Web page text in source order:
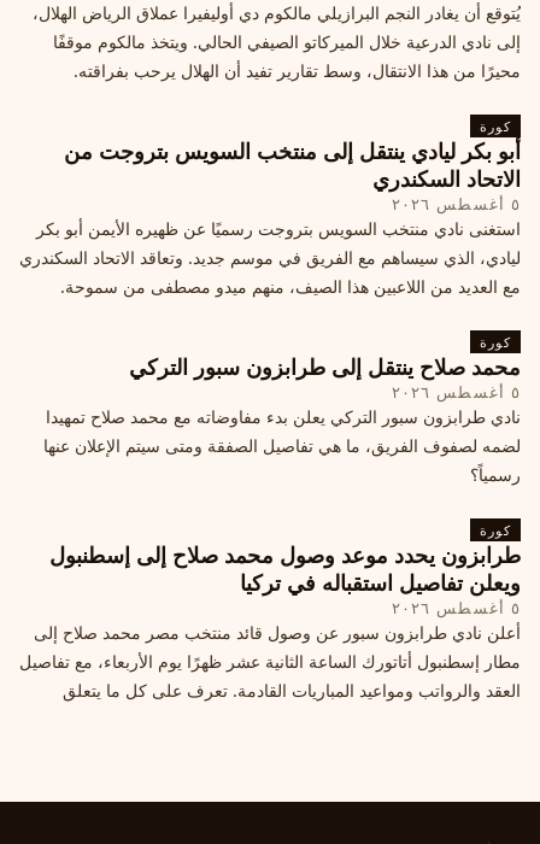
يُتوقع أن يغادر النجم البرازيلي مالكوم دي أوليفيرا عملاق الرياض الهلال،
إلى نادي الدرعية خلال الميركاتو الصيفي الحالي. ويتخذ مالكوم موقفًا
محيرًا من هذا الانتقال، وسط تقارير تفيد أن الهلال يرحب بفراقته.
كورة
أبو بكر ليادي ينتقل إلى منتخب السويس بتروجت من
الاتحاد السكندري
٥ أغسطس ٢٠٢٦
استغنى نادي منتخب السويس بتروجت رسميًا عن ظهيره الأيمن أبو بكر
ليادي، الذي سيساهم مع الفريق في موسم جديد. وتعاقد الاتحاد السكندري
مع العديد من اللاعبين هذا الصيف، منهم ميدو مصطفى من سموحة.
كورة
محمد صلاح ينتقل إلى طرابزون سبور التركي
٥ أغسطس ٢٠٢٦
نادي طرابزون سبور التركي يعلن بدء مفاوضاته مع محمد صلاح تمهيدا
لضمه لصفوف الفريق، ما هي تفاصيل الصفقة ومتى سيتم الإعلان عنها
رسمياً؟
كورة
طرابزون يحدد موعد وصول محمد صلاح إلى إسطنبول
ويعلن تفاصيل استقباله في تركيا
٥ أغسطس ٢٠٢٦
أعلن نادي طرابزون سبور عن وصول قائد منتخب مصر محمد صلاح إلى
مطار إسطنبول أتاتورك الساعة الثانية عشر ظهرًا يوم الأربعاء، مع تفاصيل
العقد والرواتب ومواعيد المباريات القادمة. تعرف على كل ما يتعلق